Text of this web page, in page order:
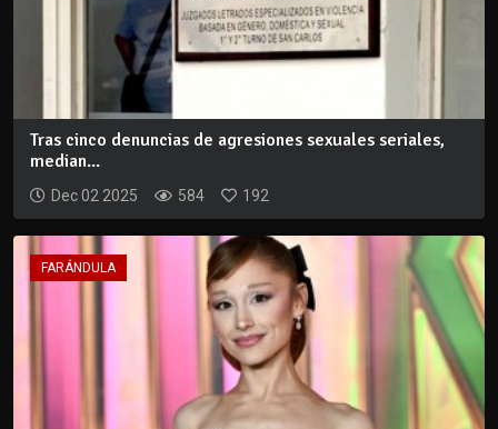
Tras cinco denuncias de agresiones sexuales seriales,
median...
Dec 02 2025 584 192
FARÁNDULA